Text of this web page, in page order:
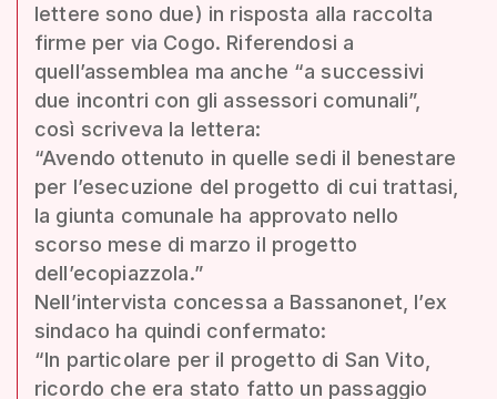
lettere sono due) in risposta alla raccolta
firme per via Cogo. Riferendosi a
quell’assemblea ma anche “a successivi
due incontri con gli assessori comunali”,
così scriveva la lettera:
“Avendo ottenuto in quelle sedi il benestare
per l’esecuzione del progetto di cui trattasi,
la giunta comunale ha approvato nello
scorso mese di marzo il progetto
dell’ecopiazzola.”
Nell’intervista concessa a Bassanonet, l’ex
sindaco ha quindi confermato:
“In particolare per il progetto di San Vito,
ricordo che era stato fatto un passaggio